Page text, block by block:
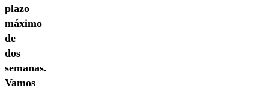
plazo
máximo
de
dos
semanas.
Vamos